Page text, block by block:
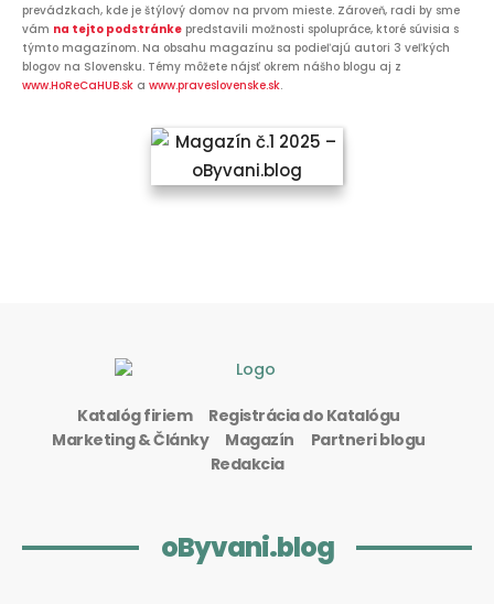
prevádzkach, kde je štýlový domov na prvom mieste. Zároveň, radi by sme
vám na tejto podstránke predstavili možnosti spolupráce, ktoré súvisia s
týmto magazínom. Na obsahu magazínu sa podieľajú autori 3 veľkých
blogov na Slovensku. Témy môžete nájsť okrem nášho blogu aj z
www.HoReCaHUB.sk a www.praveslovenske.sk.
Katalóg firiem
Registrácia do Katalógu
Marketing & Články
Magazín
Partneri blogu
Redakcia
oByvani.blog